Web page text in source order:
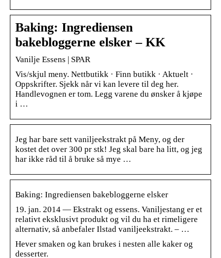
Baking: Ingrediensen
bakebloggerne elsker – KK
Vanilje Essens | SPAR
Vis/skjul meny. Nettbutikk · Finn butikk · Aktuelt ·
Oppskrifter. Sjekk når vi kan levere til deg her.
Handlevognen er tom. Legg varene du ønsker å kjøpe
i …
Jeg har bare sett vaniljeekstrakt på Meny, og der
kostet det over 300 pr stk! Jeg skal bare ha litt, og jeg
har ikke råd til å bruke så mye …
Baking: Ingrediensen bakebloggerne elsker
19. jan. 2014 — Ekstrakt og essens. Vaniljestang er et
relativt eksklusivt produkt og vil du ha et rimeligere
alternativ, så anbefaler Ilstad vaniljeekstrakt. – …
Hever smaken og kan brukes i nesten alle kaker og
desserter.